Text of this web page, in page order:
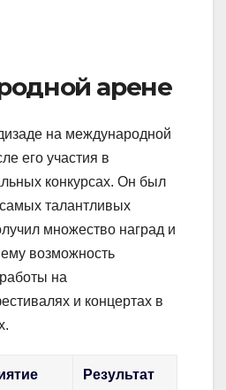
арене
на международной
его участия в
конкурсах. Он был
талантливых
множество наград и
возможность
на
и концертах в
Результат